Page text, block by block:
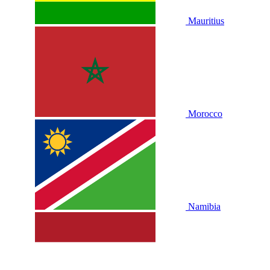
Mauritius
Morocco
Namibia